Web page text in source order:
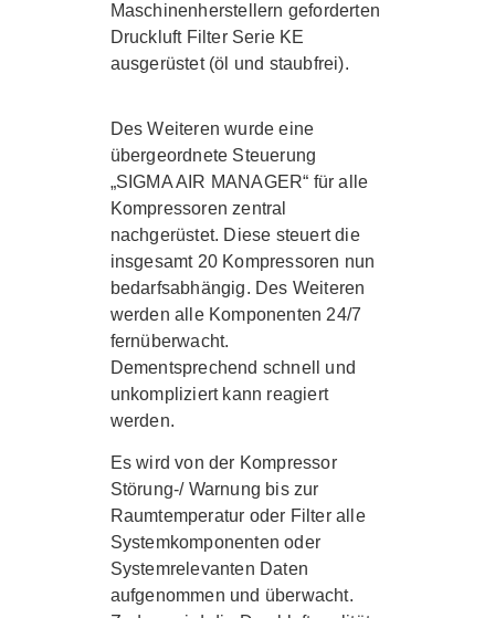
Maschinenherstellern geforderten
Druckluft Filter Serie KE
ausgerüstet (öl und staubfrei).
Des Weiteren wurde eine
übergeordnete Steuerung
„SIGMA AIR MANAGER“ für alle
Kompressoren zentral
nachgerüstet. Diese steuert die
insgesamt 20 Kompressoren nun
bedarfsabhängig. Des Weiteren
werden alle Komponenten 24/7
fernüberwacht.
Dementsprechend schnell und
unkompliziert kann reagiert
werden.
Es wird von der Kompressor
Störung-/ Warnung bis zur
Raumtemperatur oder Filter alle
Systemkomponenten oder
Systemrelevanten Daten
aufgenommen und überwacht.